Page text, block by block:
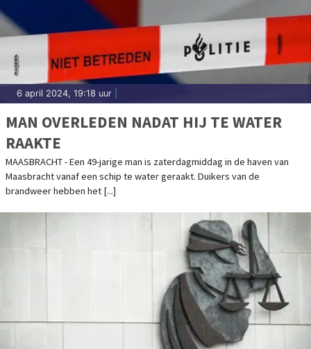
6 april 2024, 19:18 uur
MAN OVERLEDEN NADAT HIJ TE WATER
RAAKTE
MAASBRACHT - Een 49-jarige man is zaterdagmiddag in de haven van
Maasbracht vanaf een schip te water geraakt. Duikers van de
brandweer hebben het [...]